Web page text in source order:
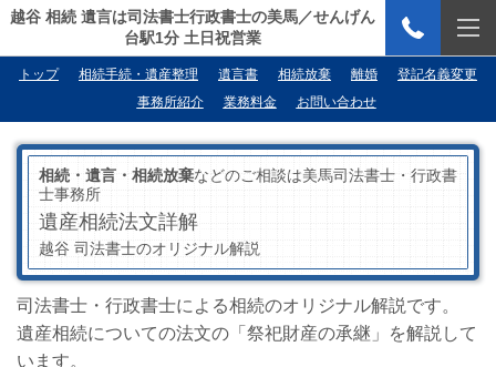
越谷 相続 遺言は司法書士行政書士の美馬／せんげん
台駅1分 土日祝営業
トップ 相続手続・遺産整理 遺言書 相続放棄 離婚
登記名義変更
事務所紹介
業務料金 お問い合わせ
相続・遺言・相続放棄などのご相談は美馬司法書士・行政書
士事務所
遺産相続法文詳解
越谷 司法書士のオリジナル解説
司法書士・行政書士による相続のオリジナル解説です。
遺産相続についての法文の「祭祀財産の承継」を解説して
います。